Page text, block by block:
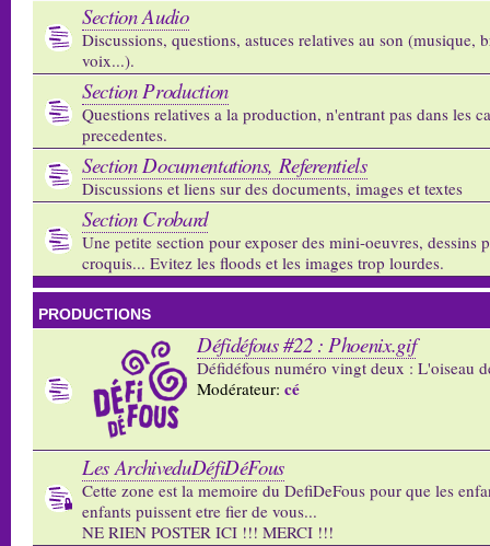
Section Audio
Discussions, questions, astuces relatives au son (musique,
voix...).
Section Production
Questions relatives a la production, n'entrant pas dans les
precedentes.
Section Documentations, Referentiels
Discussions et liens sur des documents, images et textes
Section Crobard
Une petite section pour exposer des mini-oeuvres, dessins
croquis... Evitez les floods et les images trop lourdes.
PRODUCTIONS
Défidéfous #22 : Phoenix.gif
Défidéfous numéro vingt deux : L'oiseau
Modérateur: cé
Les ArchiveduDéfiDéFous
Cette zone est la memoire du DefiDeFous pour que les
enfants puissent etre fier de vous...
NE RIEN POSTER ICI !!! MERCI !!!